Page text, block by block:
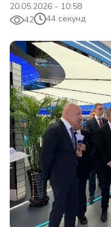
20.05.2026 - 10:58
42
44 секунд